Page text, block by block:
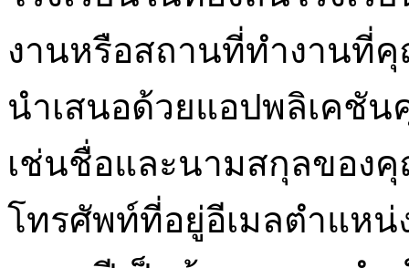
งานหรือสถานที่ทำงานที่
นำเสนอด้วยแอปพลิเคชั
เช่นชื่อและนามสกุลของ
โทรศัพท์ที่อยู่อีเมลตำแห